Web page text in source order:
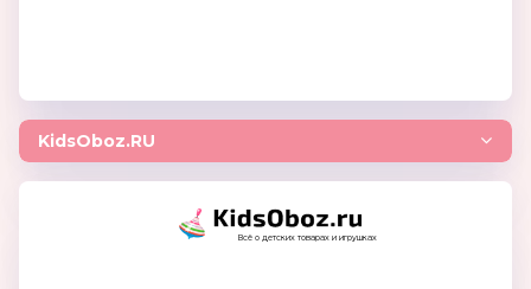
KidsOboz.RU
Всё о детских товарах и игрушках